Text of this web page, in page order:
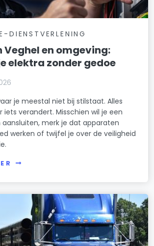
DIENSTVERLENING
Veghel en omgeving:
elektra zonder gedoe
je meestal niet bij stilstaat. Alles
verandert. Misschien wil je een
aansluiten, merk je dat apparaten
werken of twijfel je over de veiligheid